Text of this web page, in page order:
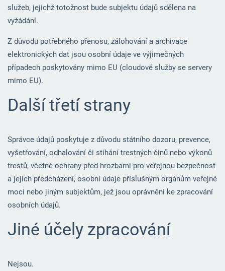
služeb, jejichž totožnost bude subjektu údajů sdělena na
vyžádání.
Z důvodu potřebného přenosu, zálohování a archivace
elektronických dat jsou osobní údaje ve výjimečných
případech poskytovány mimo EU (cloudové služby se servery
mimo EU).
Další třetí strany
Správce údajů poskytuje z důvodu státního dozoru, prevence,
vyšetřování, odhalování či stíhání trestných činů nebo výkonů
trestů, včetně ochrany před hrozbami pro veřejnou bezpečnost
a jejich předcházení, osobní údaje příslušným orgánům veřejné
moci nebo jiným subjektům, jež jsou oprávněni ke zpracování
osobních údajů.
Jiné účely zpracování
Nejsou.